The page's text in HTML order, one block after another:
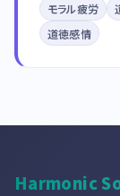
モラル疲労
道徳感情
Harmonic